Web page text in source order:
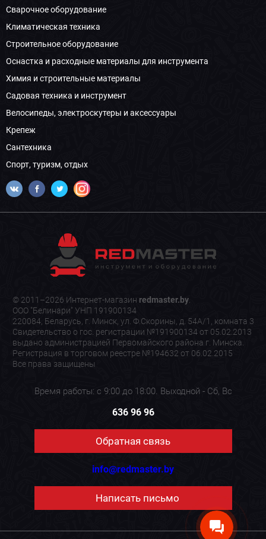
Сварочное оборудование
Климатическая техника
Строительное оборудование
Оснастка и расходные материалы для инструмента
Химия и строительные материалы
Садовая техника и инструмент
Велосипеды, электроскутеры и аксессуары
Крепеж
Сантехника
Спорт, туризм, отдых
© 2011–2026 Интернет-магазин redmaster.by.
ООО "Белинари" УНП 191900134
220084, Беларусь, г. Минск, ул. Ф.Скорины, д. 54А/1, комната 3
Свидетельство о гос. регистрации №191900134 от 05.02.2013
выдано администрацией Первомайского района г. Минска.
Регистрация в торговом реестре №194632 от 06.02.2015
Все права защищены
Время работы: с 9:00 до 18:00. Выходной - Сб, Вс
636 96 96
Обратная связь
info@redmaster.by
Написать письмо